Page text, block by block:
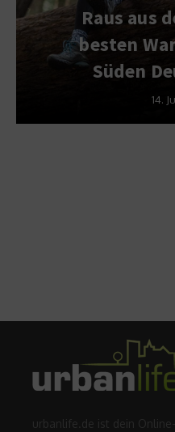
Raus aus
besten
Süden
14.
urbanlife.de ist dein